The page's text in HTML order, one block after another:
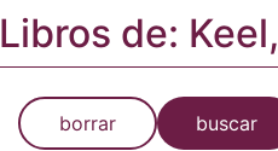
Libros de:
borrar buscar